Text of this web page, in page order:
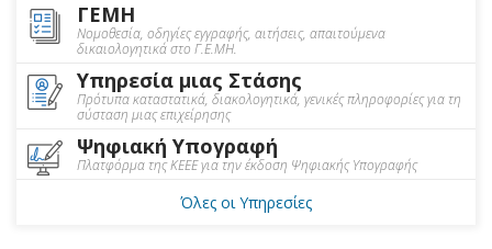
ΓΕΜΗ
Νομοθεσία, οδηγίες εγγραφής, αιτήσεις, απαιτούμενα
δικαιολογητικά στο Γ.Ε.ΜΗ.
Υπηρεσία μιας Στάσης
Πρότυπα καταστατικά, διακολογητικά, γενικές πληροφορίες για τη
σύσταση μιας επιχείρησης
Ψηφιακή Υπογραφή
Πλατφόρμα της ΚΕΕΕ για την έκδοση Ψηφιακής Υπογραφής
Όλες οι Υπηρεσίες